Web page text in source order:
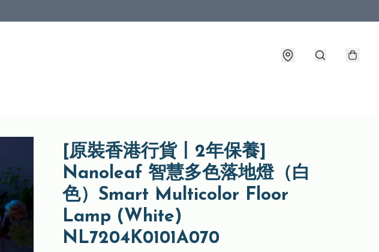
[原裝香港行貨丨2年保養]
Nanoleaf 智慧多色落地燈（白
色）Smart Multicolor Floor
Lamp (White)
NL7204K0101A070